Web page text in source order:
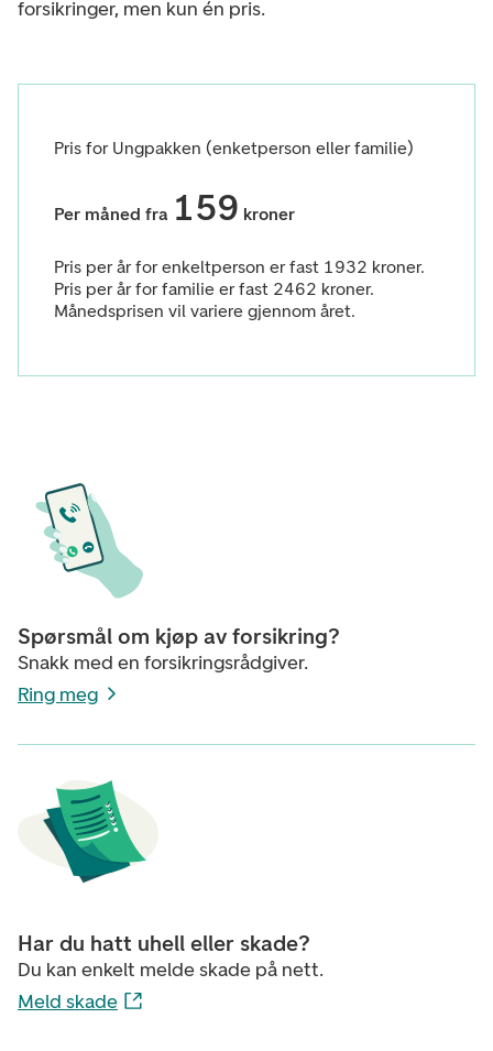
forsikringer, men kun én pris.
Pris for Ungpakken (enketperson eller familie)
Per måned fra 159 kroner
Pris per år for enkeltperson er fast 1932 kroner.
Pris per år for familie er fast 2462 kroner.
Månedsprisen vil variere gjennom året.
Spørsmål om kjøp av forsikring?
Snakk med en forsikringsrådgiver.
Ring meg
Har du hatt uhell eller skade?
Du kan enkelt melde skade på nett.
Meld skade